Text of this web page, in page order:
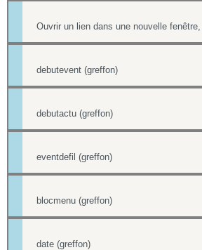
debutevent (greffon)
debutactu (greffon)
eventdefil (greffon)
blocmenu (greffon)
date (greffon)